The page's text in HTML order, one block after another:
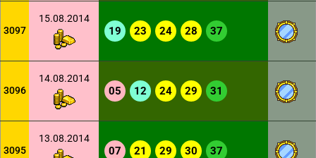
3097
15.08.2014
19 23 24 28 37
3096
14.08.2014
05 12 24 29 31
3095
13.08.2014
07 21 29 30 37